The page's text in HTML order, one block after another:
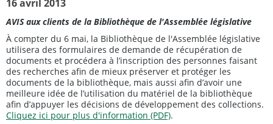
16 avril 2013
AVIS aux clients de la Bibliothèque de l'Assemblée législative
À compter du 6 mai, la Bibliothèque de l'Assemblée législative
utilisera des formulaires de demande de récupération de
documents et procédera à l’inscription des personnes faisant
des recherches afin de mieux préserver et protéger les
documents de la bibliothèque, mais aussi afin d’avoir une
meilleure idée de l’utilisation du matériel de la bibliothèque
afin d’appuyer les décisions de développement des collections.
Cliquez ici pour plus d'information (PDF).